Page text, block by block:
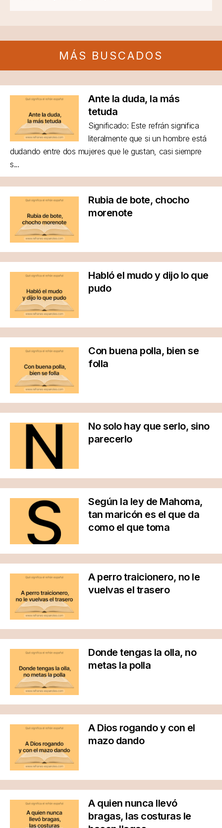
MÁS BUSCADOS
Ante la duda, la más
tetuda
Significado: Este refrán significa
literalmente que si un hombre está
dudando entre dos mujeres que le gustan, casi siempre
s...
Rubia de bote, chocho
morenote
Habló el mudo y dijo lo que
pudo
Con buena polla, bien se
folla
No solo hay que serlo, sino
parecerlo
Según la ley de Mahoma,
tan maricón es el que da
como el que toma
A perro traicionero, no le
vuelvas el trasero
Donde tengas la olla, no
metas la polla
A Dios rogando y con el
mazo dando
A quien nunca llevó
bragas, las costuras le